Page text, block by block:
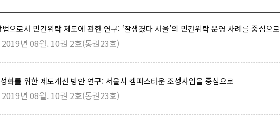
으로서 민간위탁 제도에 관한 연구: ‘잘생겼다 서울’의 민간위탁 운영 사례를 중심으로
년 08월. 10권 2호(통권23호)
화를 위한 제도개선 방안 연구: 서울시 캠퍼스타운 조성사업을 중심으로
년 08월. 10권 2호(통권23호)